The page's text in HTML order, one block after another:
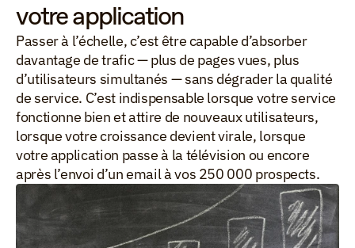
votre application
Passer à l’échelle, c’est être capable d’absorber
davantage de trafic — plus de pages vues, plus
d’utilisateurs simultanés — sans dégrader la qualité
de service. C’est indispensable lorsque votre service
fonctionne bien et attire de nouveaux utilisateurs,
lorsque votre croissance devient virale, lorsque
votre application passe à la télévision ou encore
après l’envoi d’un email à vos 250 000 prospects.